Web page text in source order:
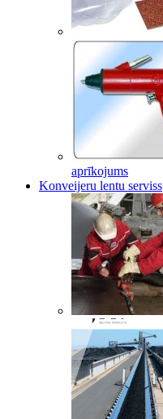
aprīkojums
Konveijeru lentu serviss